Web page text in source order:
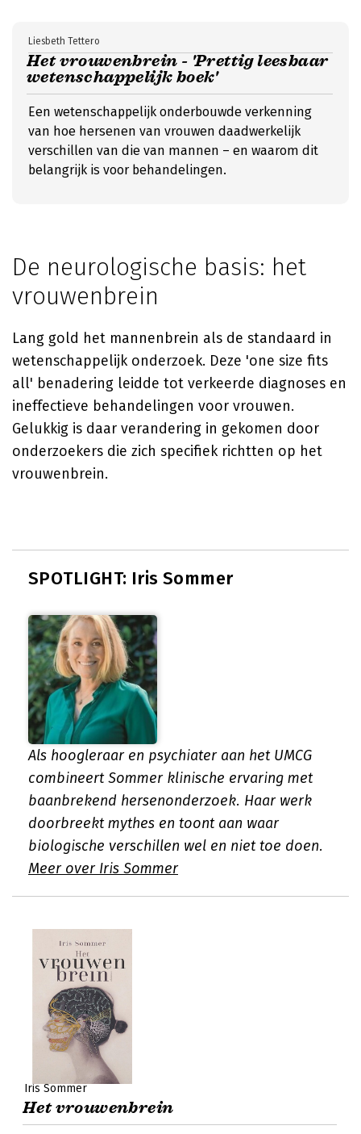
Het vrouwenbrein - 'Prettig leesbaar
wetenschappelijk boek'
Liesbeth Tettero
Een wetenschappelijk onderbouwde verkenning
van hoe hersenen van vrouwen daadwerkelijk
verschillen van die van mannen – en waarom dit
belangrijk is voor behandelingen.
De neurologische basis: het
vrouwenbrein
Lang gold het mannenbrein als de standaard in
wetenschappelijk onderzoek. Deze 'one size fits
all' benadering leidde tot verkeerde diagnoses en
ineffectieve behandelingen voor vrouwen.
Gelukkig is daar verandering in gekomen door
onderzoekers die zich specifiek richtten op het
vrouwenbrein.
SPOTLIGHT: Iris Sommer
Als hoogleraar en psychiater aan het UMCG
combineert Sommer klinische ervaring met
baanbrekend hersenonderzoek. Haar werk
doorbreekt mythes en toont aan waar
biologische verschillen wel en niet toe doen.
Meer over Iris Sommer
Iris Sommer
Het vrouwenbrein